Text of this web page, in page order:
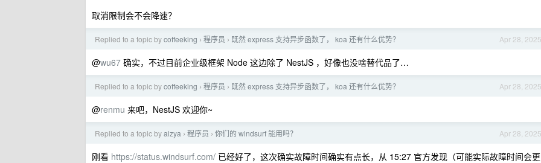
取消限制会不会降速？
Apr 28, 2025
Replied to a topic bycoffeeking › 程序员 › 既然 express 支持异步函数了， koa 还有什么优势？
@wu67 确实，不过目前企业级框架 Node 这边除了 NestJS ，好像也没啥替代品了…
Apr 28, 2025
Replied to a topic bycoffeeking › 程序员 › 既然 express 支持异步函数了， koa 还有什么优势？
@renmu 来吧，NestJS 欢迎你~
Apr 28, 2025
Replied to a topic byaizya › 程序员 › 你们的 windsurf 能用吗？
刚看 https://status.windsurf.com/ 已经好了，这次确实故障时间确实有点长，从 15:27 官方发现（可能实际故障时间会更